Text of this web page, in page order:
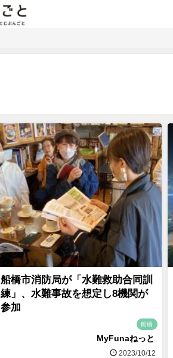
船橋市消防局が「水難救助合同訓
練」、水難事故を想定し8機関が
参加
船橋
MyFunaねっと
2023/10/12